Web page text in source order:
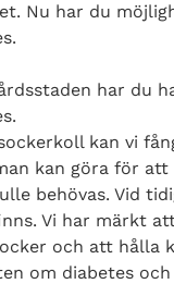
Nu har du
har
kan vi
kan göra för
behövas. Vid
Vi har märkt
och att hålla
om diabetes